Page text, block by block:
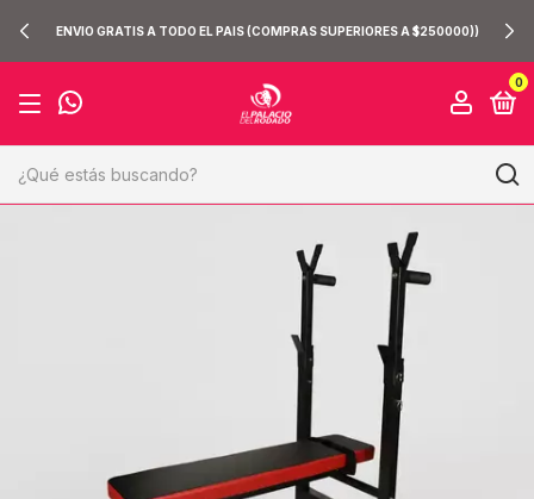
ENVIO GRATIS A TODO EL PAIS (COMPRAS SUPERIORES A $250000))
0